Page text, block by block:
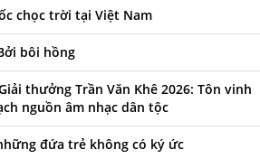
chọc trời tại Việt Nam
bôi hồng
thưởng Trần Văn Khê 2026: Tôn vinh
nguồn âm nhạc dân tộc
đứa trẻ không có ký ức